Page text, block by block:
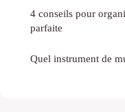
4 conseils pour
parfaite
Quel instrument de